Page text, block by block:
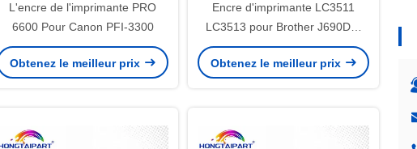
L'encre de l'imprimante PRO
6600 Pour Canon PFI-3300
Obtenez le meilleur prix
Encre d'imprimante LC3511
LC3513 pour Brother J690DW
J890DW 572DW J491DW
Obtenez le meilleur prix